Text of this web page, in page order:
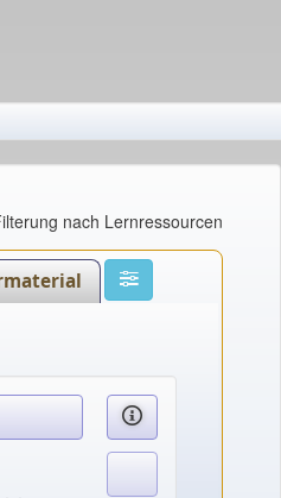
nach Lernressourcen